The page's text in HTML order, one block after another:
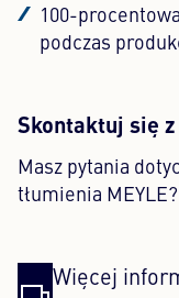
100-
podczas
Skontaktuj się
Masz pytania
tłumienia
Więcej